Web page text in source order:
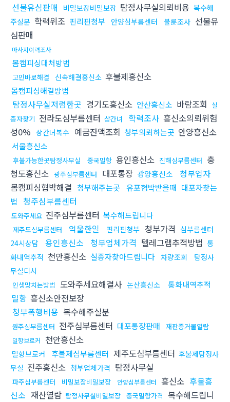
선불유심판매 비밀보장비밀보장 탐정사무실의뢰비용 복수해
주실분 학력위조 핀리핀청부 안양심부름센터 불륜조사 선불유
심판매
마사지이력조사
몸캠피싱대처방법
고민바로해결 신속해결흥신소 후불제흥신소
몸캠피싱해결방법
탐정사무실저렴한곳 경기도흥신소 안산흥신소 바람조회 실
종자찾기 전라도심부름센터 상간녀 학력조사 흥신소의뢰위험
성0% 상간녀복수 예금잔액조회 청부의뢰하는곳 안양흥신소
서울흥신소
후불가능한곳탐정사무실 중국밀항 용인흥신소 진해심부름센터 충
청도흥신소 광주심부름센터 대포통장 광양흥신소
청부업자
몸캠피싱협박해결 청부해주는곳 유포협박받을때 대포차찾는
법
청주심부름센터
도와주세요 진주심부름센터 복수해드립니다
제주도심부름센터 억울한일 핀리핀청부 청부가격 심부름센터
24시상담
용인흥신소 청부업체가격 텔레그램추적방법 통
화내역추적 천안흥신소 실종자찾아드립니다 차량조회
탐정사
무실디시
인생망치는방법 도와주세요해결사 논산흥신소 통화내역추적
밀항 흥신소안전보장
청부폭행비용 복수해주실분
원주심부름센터 전주심부름센터 대포통장판매 재판증거물열람
밀항브로커 천안흥신소
밀항브로커 후불제심부름센터 제주도심부름센터 후불제탐정사
무실 진주흥신소 청부업체가격 탐정사무실
파주심부름센터 비밀보장비밀보장 안양심부름센터 흥신소 후불흥
신소 재산열람 탐정사무실비밀보장 중국밀항가격
복수해드립니